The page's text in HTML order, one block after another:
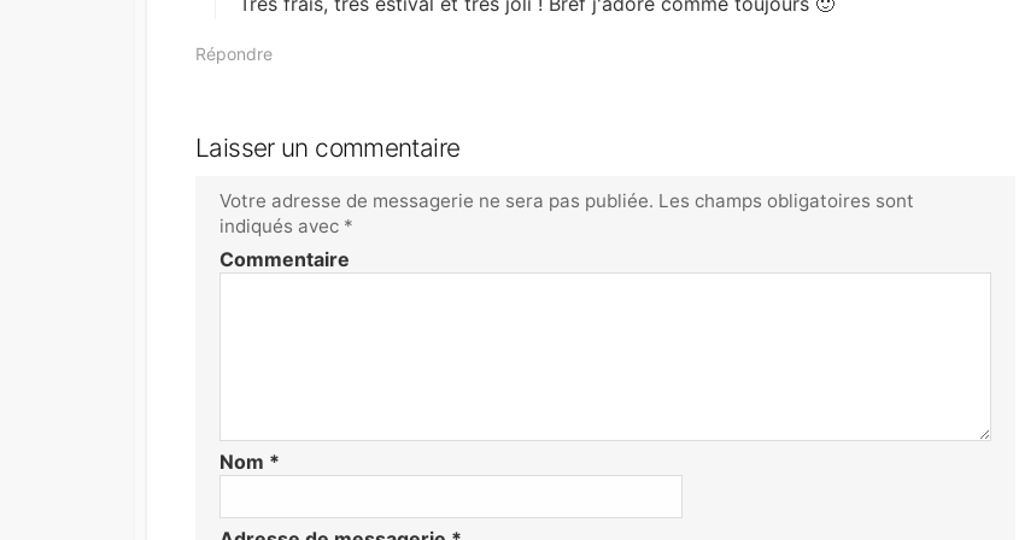
Répondre
Laisser un commentaire
Votre adresse de messagerie ne sera pas publiée. Les champs obligatoires sont
indiqués avec *
Commentaire
Nom *